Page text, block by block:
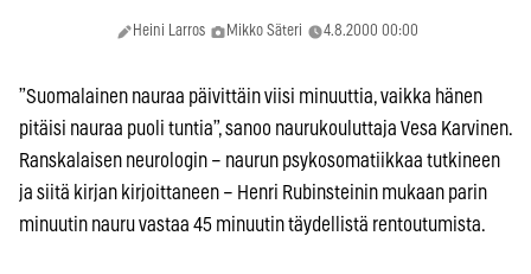
Heini Larros Mikko Säteri 4.8.2000 00:00
”Suomalainen nauraa päivittäin viisi minuuttia, vaikka hänen
pitäisi nauraa puoli tuntia”, sanoo naurukouluttaja Vesa Karvinen.
Ranskalaisen neurologin – naurun psykosomatiikkaa tutkineen
ja siitä kirjan kirjoittaneen – Henri Rubinsteinin mukaan parin
minuutin nauru vastaa 45 minuutin täydellistä rentoutumista.